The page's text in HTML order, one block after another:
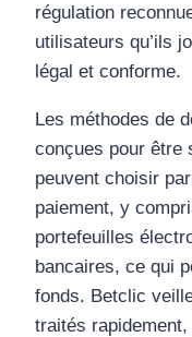
régulation
utilisateurs qu’ils
légal et conforme.
Les méthodes de
conçues pour être
peuvent choisir
paiement, y
portefeuilles
bancaires, ce qui
fonds. Betclic
traités